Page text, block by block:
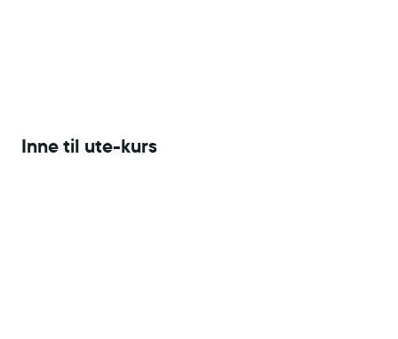
Inne til ute-kurs